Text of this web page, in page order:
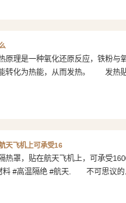
是一种氧化还原反应，铁粉与
能转化为热能，从而发热。 发热
天飞机上可承受16
，贴在航天飞机上，可承受
料 #高温隔绝 #航天. 不可思议的...